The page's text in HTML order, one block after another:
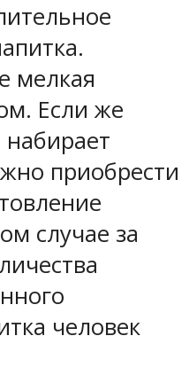
мелкая
Если же
приобрести
случае за
человек